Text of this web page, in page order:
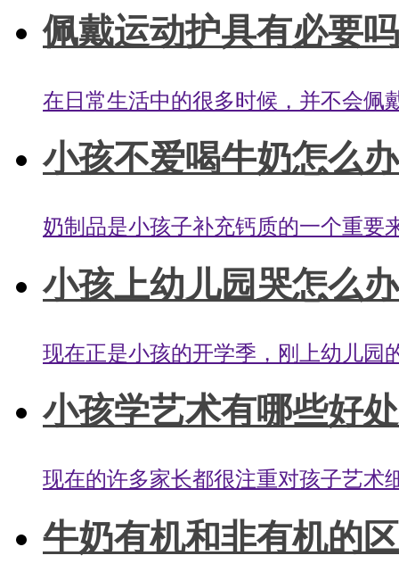
佩戴运动护具有必要
在日常生活中的很多时候，并不会佩
小孩不爱喝牛奶怎么
奶制品是小孩子补充钙质的一个重要
小孩上幼儿园哭怎么
现在正是小孩的开学季，刚上幼儿园
小孩学艺术有哪些好
现在的许多家长都很注重对孩子艺术
牛奶有机和非有机的